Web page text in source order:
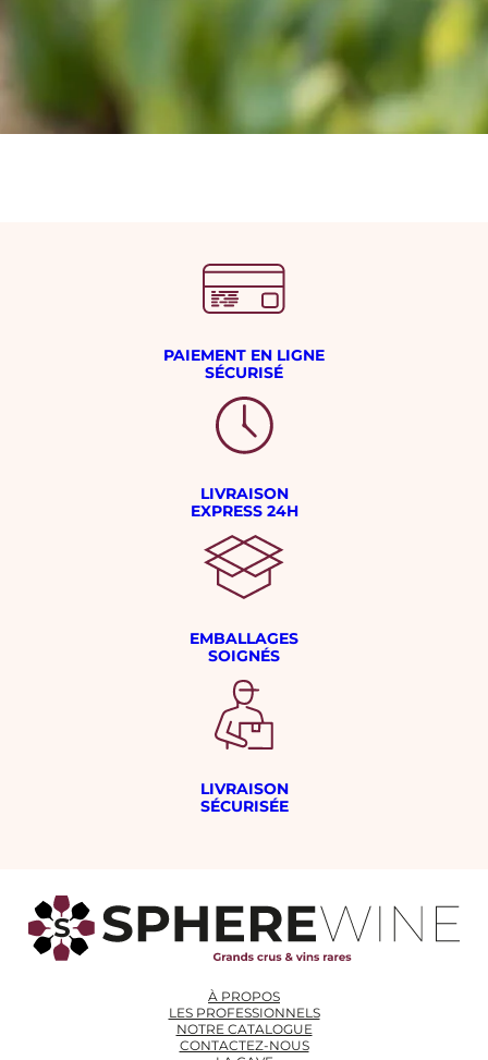
PAIEMENT EN LIGNE
SÉCURISÉ
LIVRAISON
EXPRESS 24H
EMBALLAGES
SOIGNÉS
LIVRAISON
SÉCURISÉE
À PROPOS
LES PROFESSIONNELS
NOTRE CATALOGUE
CONTACTEZ-NOUS